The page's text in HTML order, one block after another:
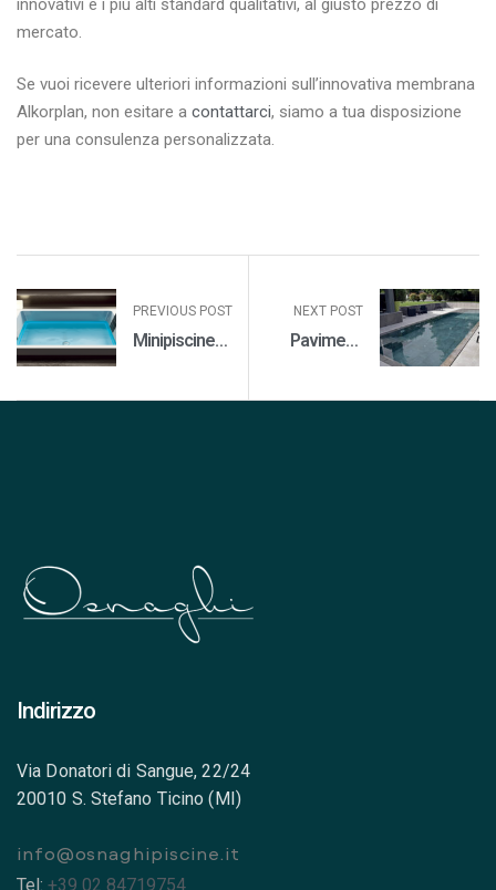
innovativi e i più alti standard qualitativi, al giusto prezzo di
mercato.
Se vuoi ricevere ulteriori informazioni sull’innovativa membrana
Alkorplan, non esitare a contattarci, siamo a tua disposizione
per una consulenza personalizzata.
PREVIOUS POST
Minipiscine
NEXT POST
Pavimenti
Indirizzo
Via Donatori di Sangue, 22/24
20010 S. Stefano Ticino (MI)
info@osnaghipiscine.it
Tel: +39 02 84719754